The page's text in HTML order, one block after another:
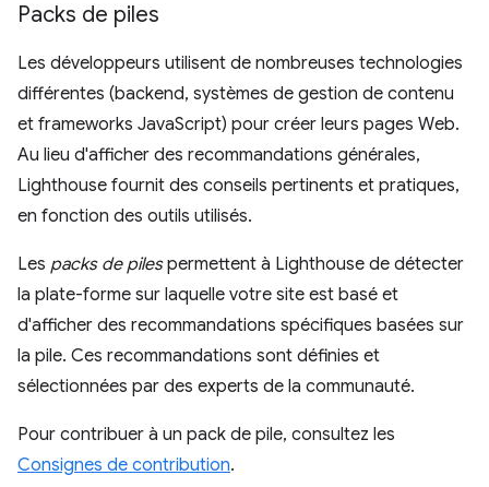
Packs de piles
Les développeurs utilisent de nombreuses technologies
différentes (backend, systèmes de gestion de contenu
et frameworks JavaScript) pour créer leurs pages Web.
Au lieu d'afficher des recommandations générales,
Lighthouse fournit des conseils pertinents et pratiques,
en fonction des outils utilisés.
Les packs de pilespermettent à Lighthouse de détecter
la plate-forme sur laquelle votre site est basé et
d'afficher des recommandations spécifiques basées sur
la pile. Ces recommandations sont définies et
sélectionnées par des experts de la communauté.
Pour contribuer à un pack de pile, consultez les
Consignes de contribution.